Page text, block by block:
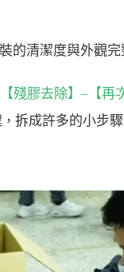
的清潔度與外觀
殘膠去除】–【再
拆成許多的小步